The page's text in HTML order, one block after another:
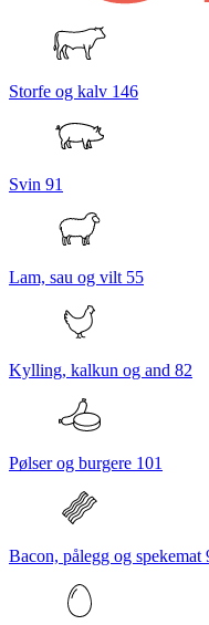
Storfe og kalv 146
Svin 91
Lam, sau og vilt 55
Kylling, kalkun og and 82
Pølser og burgere 101
Bacon, pålegg og spekemat